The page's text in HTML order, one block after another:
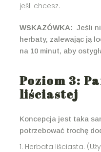
jeśli chcesz.
WSKAZÓWKA:Jeśli
herbaty, zalewając ją
na 10 minut, aby
Poziom 3:
liściastej
Koncepcja jest taka
potrzebować trochę
Herbata liściasta.